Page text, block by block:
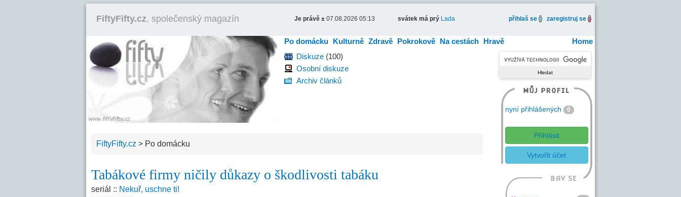
FiftyFifty.cz, společenský magazín Je právě ± 07.08.2026 05:13 svátek má prý Lada přihlaš se zaregistruj se
Home
Po domácku Kulturně Zdravě Pokrokově Na cestách Hravě
Diskuze (100)
Osobní diskuze
Archiv článků
FiftyFifty.cz > Po domácku
Tabákové firmy ničily důkazy o škodlivosti tabáku
seriál :: Nekuř, uschne ti!
nyní přihlášených 0
Přihlásit
Vytvořit účet